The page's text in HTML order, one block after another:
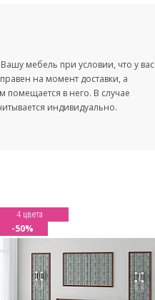
мебель при условии, что у вас
на момент доставки, а
помещается в него. В случае
индивидуально.
4 цвета
-50%